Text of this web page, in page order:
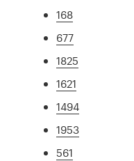
168
677
1825
1621
1494
1953
561